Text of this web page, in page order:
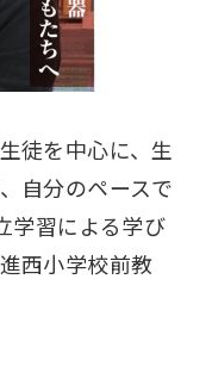
徒を中心に、生
自分のペースで
学習による学び
西小学校前教